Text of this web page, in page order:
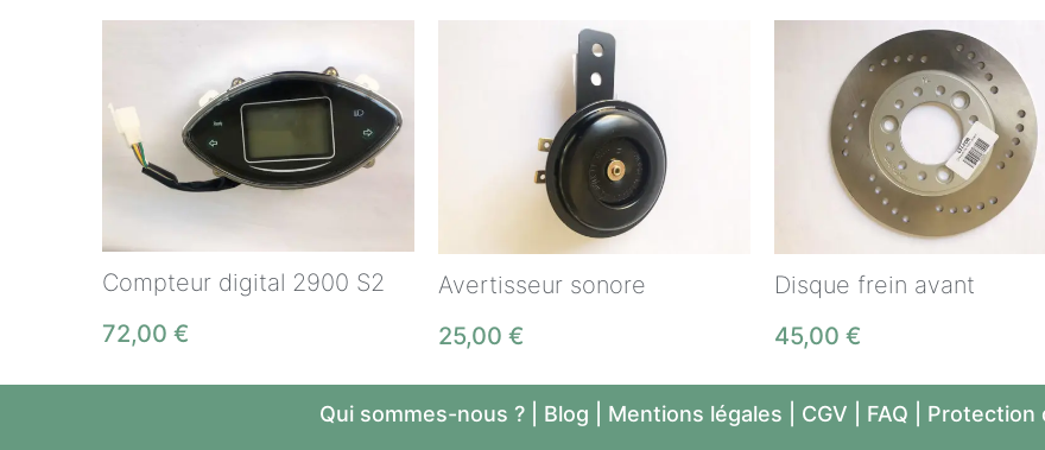
Compteur digital 2900 S2
72,00 €
Avertisseur sonore
25,00 €
Disque frein avant
45,00 €
Qui sommes-nous ? Blog Mentions légales CGV FAQ Protection